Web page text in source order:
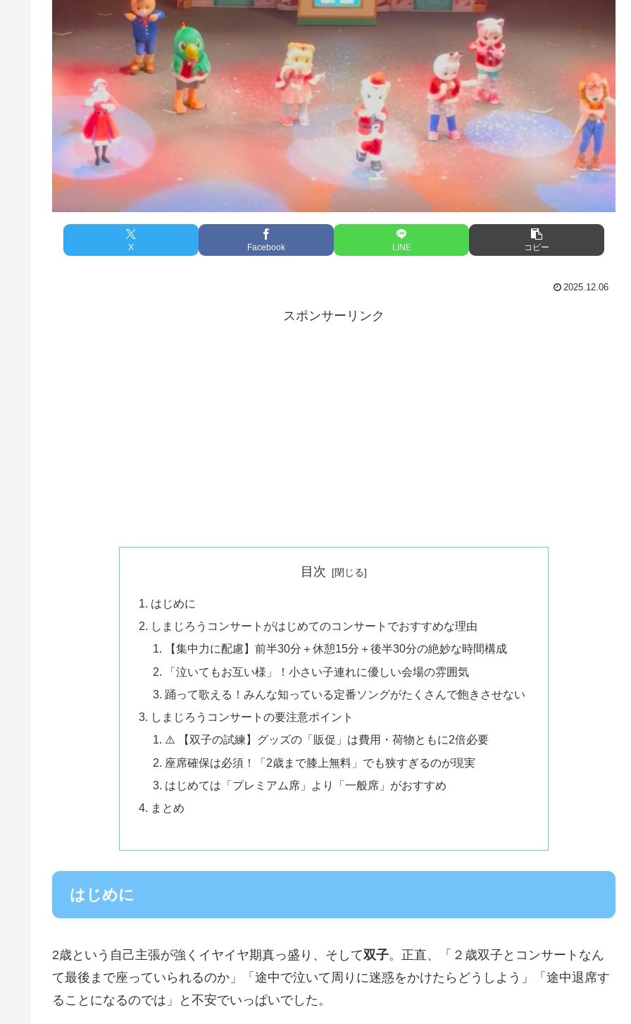
X Facebook LINE コピー
2025.12.06
スポンサーリンク
目次
はじめに
しまじろうコンサートがはじめてのコンサートでおすすめな理由
【集中力に配慮】前半30分＋休憩15分＋後半30分の絶妙な時間構成
「泣いてもお互い様」！小さい子連れに優しい会場の雰囲気
踊って歌える！みんな知っている定番ソングがたくさんで飽きさせない
しまじろうコンサートの要注意ポイント
⚠️ 【双子の試練】グッズの「販促」は費用・荷物ともに2倍必要
座席確保は必須！「2歳まで膝上無料」でも狭すぎるのが現実
はじめては「プレミアム席」より「一般席」がおすすめ
まとめ
はじめに
2歳という自己主張が強くイヤイヤ期真っ盛り、そして双子。正直、「２歳双子とコンサートなん
て最後まで座っていられるのか」「途中で泣いて周りに迷惑をかけたらどうしよう」「途中退席す
ることになるのでは」と不安でいっぱいでした。